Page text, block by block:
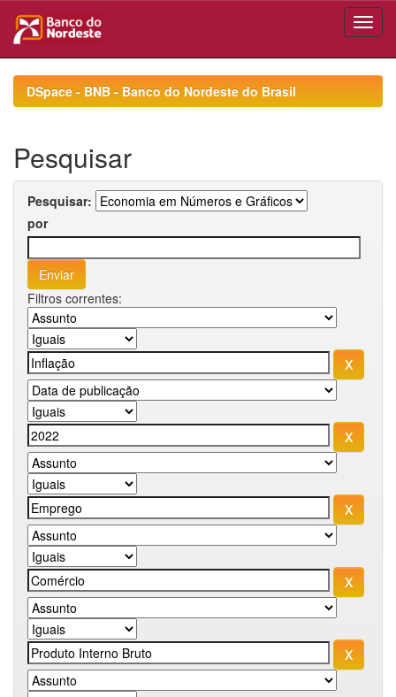
navigationDSpace - BNB - Banco do Nordeste do Brasil
Pesquisar
Pesquisar:
por
Filtros correntes: